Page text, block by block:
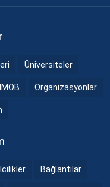
Üniversiteler
Organizasyonlar
Bağlantılar